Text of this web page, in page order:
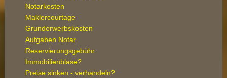
Notarkosten
Maklercourtage
Grunderwerbskosten
Aufgaben Notar
Reservierungsgebühr
Immobilienblase?
Preise sinken - verhandeln?